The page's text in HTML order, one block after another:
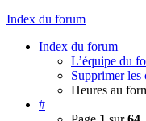
Index du forum
Index du forum
L’équipe du
Supprimer
Heures au
#